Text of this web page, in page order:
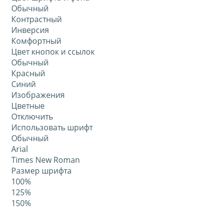
Обычный
Контрастный
Инверсия
Комфортный
Цвет кнопок и ссылок
Обычный
Красный
Синий
Изображения
Цветные
Отключить
Использовать шрифт
Обычный
Arial
Times New Roman
Размер шрифта
100%
125%
150%